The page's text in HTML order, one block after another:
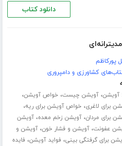
دانلود کتاب
پورکاظم
کشاورزی و دامپروری
آویشن،آویشن چیست، خواص آویشن،
برای لاغری، خواص آویشن برای ریه،
برای مردان،آویشن زخم معده،آویشن
عفونت،آویشن و فشار خون،آویشن و
برای گرفتگی بینی، فواید آویشن، فایده